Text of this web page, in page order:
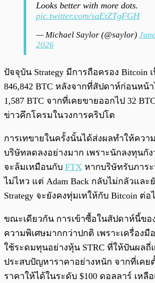
Looks better with more dots.
pic.twitter.com/saEtZTgFGH
— Michael Saylor (@saylor)
2026
ปัจจุบัน Strategy มีการถือครอง Bitcoin
846,842 BTC หลังจากที่สัปดาห์ก่อนหน้
1,587 BTC จากที่เคยขายออกไป 32
ข่าวคึกโครมในวงการคริปโต
การเทขายในครั้งนั้นได้ส่งผลทำให้ควา
บริษัทลดลงอย่างมาก เพราะนักลงทุนกัง
จะล้มเหมือนกับ FTX หากบริษัทรับภาร
ไม่ไหว แต่ Adam Back กลับไม่กลัวและ
Strategy จะยังคงทุ่มเทให้กับ Bitcoin ต่อ
ขณะเดียวกัน การเข้าซื้อในสัปดาห์นี้ของ
ความพิเศษมากกว่าปกติ เพราะเครื่อง
ใช้ระดมทุนอย่างหุ้น STRC ที่ให้ปันผลถี่
ประสบปัญหาราคาอย่างหนัก จากที่เคยตั้
ราคาให้ได้ในระดับ $100 ดอลลาร์ เหลือ